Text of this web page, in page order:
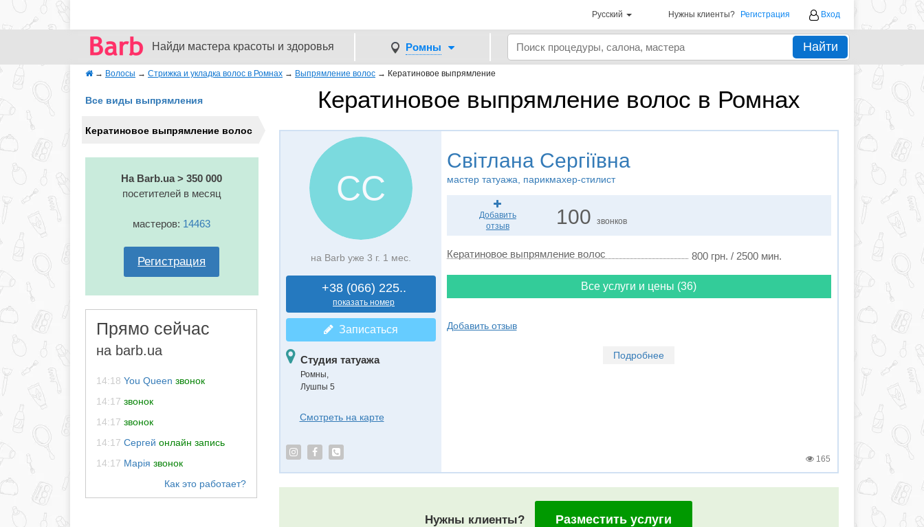
Русский Нужны клиенты? Регистрация Вход
Найди мастера красоты и здоровья Ромны Найти
→ Волосы → Стрижка и укладка волос в Ромнах → Выпрямление волос → Кератиновое выпрямление
Кератиновое выпрямление волос в Ромнах
Все виды выпрямления
Кератиновое выпрямление волос
На Barb.ua > 350 000
посетителей в месяц
мастеров: 14463
Регистрация
Прямо сейчас
на barb.ua
14:18 You Queen звонок
14:17 звонок
14:17 звонок
14:17 Сергей онлайн запись
14:17 Марія звонок
СС
на Barb уже 3 г. 1 мес.
+38 (066) 225..
показать номер
Записаться
Студия татуажа
Ромны,
Лушпы 5
Смотреть на карте
Світлана Сергіївна
мастер татуажа, парикмахер-стилист
Добавить
отзыв
100звонков
Кератиновое выпрямление волос 800 грн. / 2500 мин.
Все услуги и цены (36)
Добавить отзыв
Подробнее
165
Нужны клиенты? Разместить услуги